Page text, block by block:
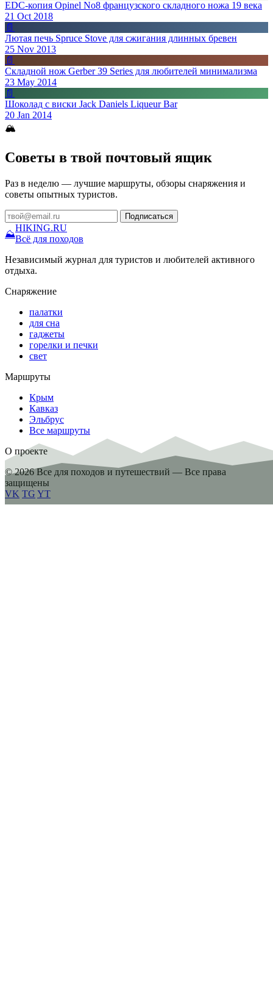
EDC-копия Opinel No8 французского складного ножа 19 века
21 Oct 2018
📄
Лютая печь Spruce Stove для сжигания длинных бревен
25 Nov 2013
📄
Складной нож Gerber 39 Series для любителей минимализма
23 May 2014
📄
Шоколад с виски Jack Daniels Liqueur Bar
20 Jan 2014
🏔
Советы в твой почтовый ящик
Раз в неделю — лучшие маршруты, обзоры снаряжения и
советы опытных туристов.
Подписаться
⛰
HIKING.RU
Всё для походов
Независимый журнал для туристов и любителей активного
отдыха.
Снаряжение
палатки
для сна
гаджеты
горелки и печки
свет
Маршруты
Крым
Кавказ
Эльбрус
Все маршруты
О проекте
© 2026 Все для походов и путешествий — Все права
защищены
VK TG YT